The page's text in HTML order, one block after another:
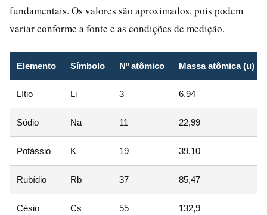
fundamentais. Os valores são aproximados, pois podem
variar conforme a fonte e as condições de medição.
Elemento Símbolo Nº atômico Massa atômica (u)
Lítio Li 3 6,94
Sódio Na 11 22,99
Potássio K 19 39,10
Rubídio Rb 37 85,47
Césio Cs 55 132,9